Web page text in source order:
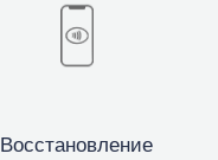
Восстановление